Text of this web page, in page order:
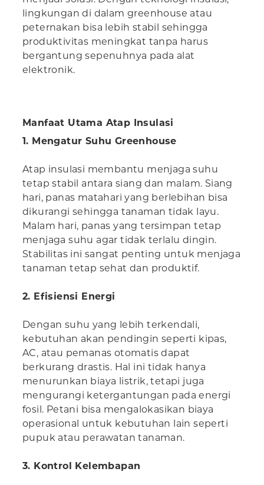
lingkungan di dalam greenhouse atau
peternakan bisa lebih stabil sehingga
produktivitas meningkat tanpa harus
bergantung sepenuhnya pada alat
elektronik.
Manfaat Utama Atap Insulasi
1. Mengatur Suhu Greenhouse
Atap insulasi membantu menjaga suhu
tetap stabil antara siang dan malam. Siang
hari, panas matahari yang berlebihan bisa
dikurangi sehingga tanaman tidak layu.
Malam hari, panas yang tersimpan tetap
menjaga suhu agar tidak terlalu dingin.
Stabilitas ini sangat penting untuk menjaga
tanaman tetap sehat dan produktif.
2. Efisiensi Energi
Dengan suhu yang lebih terkendali,
kebutuhan akan pendingin seperti kipas,
AC, atau pemanas otomatis dapat
berkurang drastis. Hal ini tidak hanya
menurunkan biaya listrik, tetapi juga
mengurangi ketergantungan pada energi
fosil. Petani bisa mengalokasikan biaya
operasional untuk kebutuhan lain seperti
pupuk atau perawatan tanaman.
3. Kontrol Kelembapan